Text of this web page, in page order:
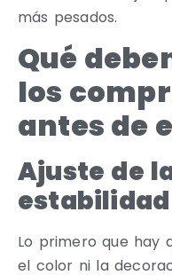
más pesados.
Qué
los
antes de
Ajuste de
Lo primero que hay
el color ni la